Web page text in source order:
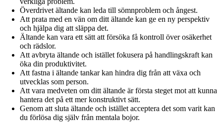
Överdrivet ältande kan leda till sömnproblem och ångest.
Att prata med en vän om ditt ältande kan ge en ny perspektiv
och hjälpa dig att släppa det.
Ältande kan vara ett sätt att försöka få kontroll över osäkerhet
och rädslor.
Att avbryta ältande och istället fokusera på handlingskraft kan
öka din produktivitet.
Att fastna i ältande tankar kan hindra dig från att växa och
utvecklas som person.
Att vara medveten om ditt ältande är första steget mot att kunna
hantera det på ett mer konstruktivt sätt.
Genom att sluta ältande och istället acceptera det som varit kan
du förlösa dig själv från mentala bojor.